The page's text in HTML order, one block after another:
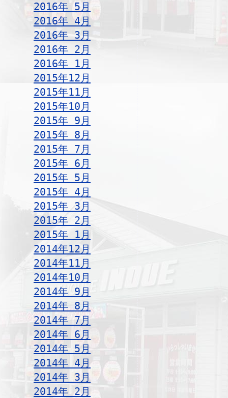
2016年 5月
2016年 4月
2016年 3月
2016年 2月
2016年 1月
2015年12月
2015年11月
2015年10月
2015年 9月
2015年 8月
2015年 7月
2015年 6月
2015年 5月
2015年 4月
2015年 3月
2015年 2月
2015年 1月
2014年12月
2014年11月
2014年10月
2014年 9月
2014年 8月
2014年 7月
2014年 6月
2014年 5月
2014年 4月
2014年 3月
2014年 2月